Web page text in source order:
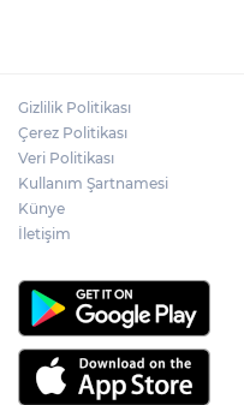
Gizlilik Politikası
Çerez Politikası
Veri Politikası
Kullanım Şartnamesi
Künye
İletişim